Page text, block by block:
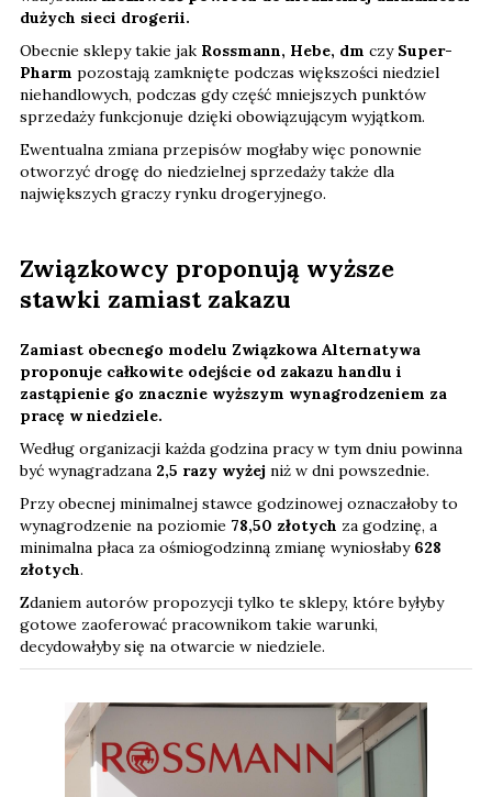
dużych sieci drogerii.
Obecnie sklepy takie jak Rossmann, Hebe, dm czy Super-
Pharm pozostają zamknięte podczas większości niedziel
niehandlowych, podczas gdy część mniejszych punktów
sprzedaży funkcjonuje dzięki obowiązującym wyjątkom.
Ewentualna zmiana przepisów mogłaby więc ponownie
otworzyć drogę do niedzielnej sprzedaży także dla
największych graczy rynku drogeryjnego.
Związkowcy proponują wyższe
stawki zamiast zakazu
Zamiast obecnego modelu Związkowa Alternatywa
proponuje całkowite odejście od zakazu handlu i
zastąpienie go znacznie wyższym wynagrodzeniem za
pracę w niedziele.
Według organizacji każda godzina pracy w tym dniu powinna
być wynagradzana 2,5 razy wyżej niż w dni powszednie.
Przy obecnej minimalnej stawce godzinowej oznaczałoby to
wynagrodzenie na poziomie 78,50 złotych za godzinę, a
minimalna płaca za ośmiogodzinną zmianę wyniosłaby 628
złotych.
Zdaniem autorów propozycji tylko te sklepy, które byłyby
gotowe zaoferować pracownikom takie warunki,
decydowałyby się na otwarcie w niedziele.